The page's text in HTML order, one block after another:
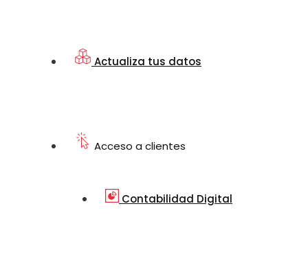
Actualiza tus datos
Acceso a clientes
Contabilidad Digital